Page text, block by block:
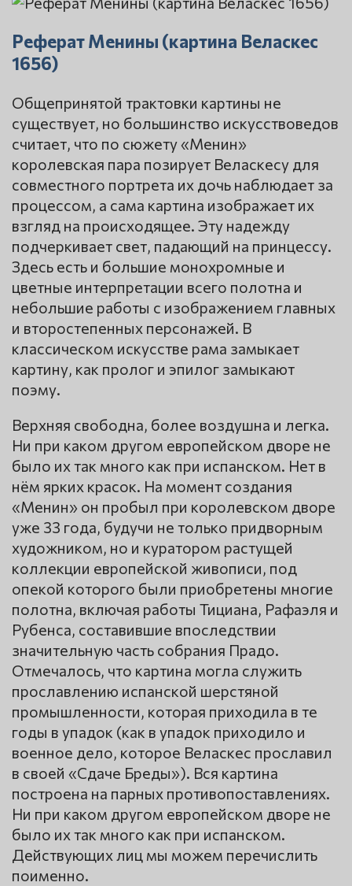
Реферат Менины (картина Веласкес
1656)
Общепринятой трактовки картины не
существует, но большинство искусствоведов
считает, что по сюжету «Менин»
королевская пара позирует Веласкесу для
совместного портрета их дочь наблюдает за
процессом, а сама картина изображает их
взгляд на происходящее. Эту надежду
подчеркивает свет, падающий на принцессу.
Здесь есть и большие монохромные и
цветные интерпретации всего полотна и
небольшие работы с изображением главных
и второстепенных персонажей. В
классическом искусстве рама замыкает
картину, как пролог и эпилог замыкают
поэму.
Верхняя свободна, более воздушна и легка.
Ни при каком другом европейском дворе не
было их так много как при испанском. Нет в
нём ярких красок. На момент создания
«Менин» он пробыл при королевском дворе
уже 33 года, будучи не только придворным
художником, но и куратором растущей
коллекции европейской живописи, под
опекой которого были приобретены многие
полотна, включая работы Тициана, Рафаэля и
Рубенса, составившие впоследствии
значительную часть собрания Прадо.
Отмечалось, что картина могла служить
прославлению испанской шерстяной
промышленности, которая приходила в те
годы в упадок (как в упадок приходило и
военное дело, которое Веласкес прославил
в своей «Сдаче Бреды»). Вся картина
построена на парных противопоставлениях.
Ни при каком другом европейском дворе не
было их так много как при испанском.
Действующих лиц мы можем перечислить
поименно.